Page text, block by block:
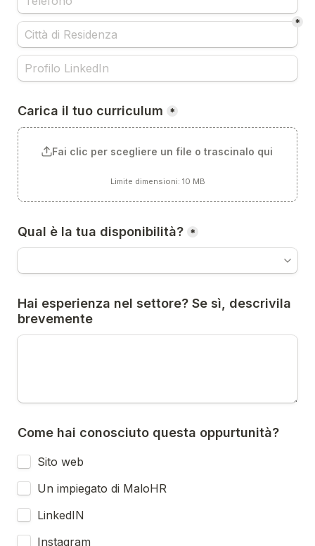
*
Carica il tuo curriculum *
Fai clic per scegliere un file o trascinalo qui
Limite dimensioni: 10 MB
Qual è la tua disponibilità? *
Hai esperienza nel settore? Se sì, descrivila
brevemente
Come hai conosciuto questa oppurtunità?
Sito web
Un impiegato di MaloHR
LinkedIN
Instagram